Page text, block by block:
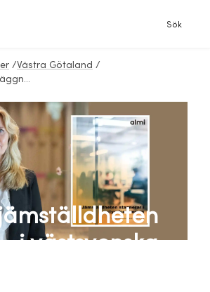
Sök
/Västra Götaland /
Årets styrelsekartläggning 2024
i västsvenska